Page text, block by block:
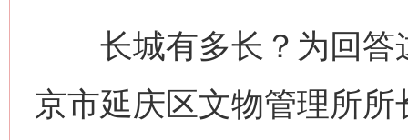
长城有多长？为回答
京市延庆区文物管理所